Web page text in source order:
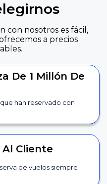
con nosotros es fácil,
a precios
De 1 Millón De
han reservado con
Cliente
de vuelos siempre